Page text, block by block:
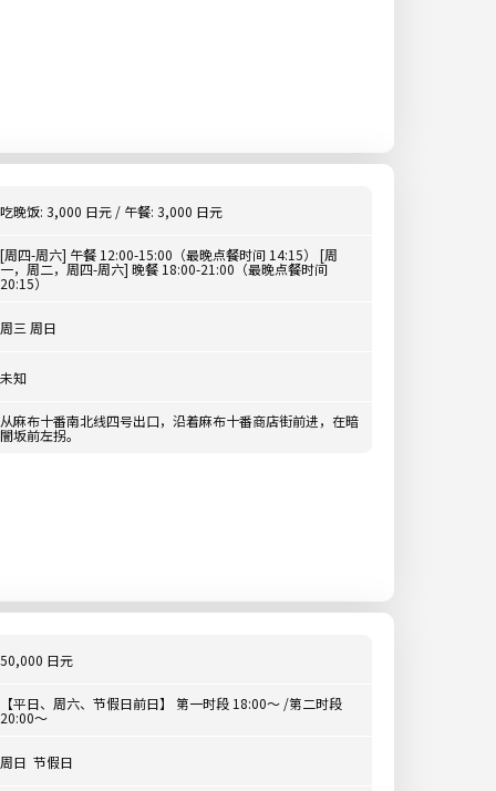
吃晚饭: 3,000 日元 / 午餐: 3,000 日元
[周四-周六] 午餐 12:00-15:00（最晚点餐时间 14:15） [周
一，周二，周四-周六] 晚餐 18:00-21:00（最晚点餐时间
20:15）
周三 周日
未知
从麻布十番南北线四号出口，沿着麻布十番商店街前进，在暗
闇坂前左拐。
50,000 日元
【平日、周六、节假日前日】 第一时段 18:00～ /第二时段
20:00～
周日 节假日